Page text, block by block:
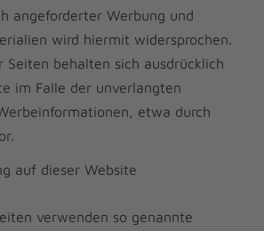
angeforderter Werbung und
wird hiermit widersprochen.
Seiten behalten sich ausdrücklich
im Falle der unverlangten
etwa durch
auf dieser Website
verwenden so genannte